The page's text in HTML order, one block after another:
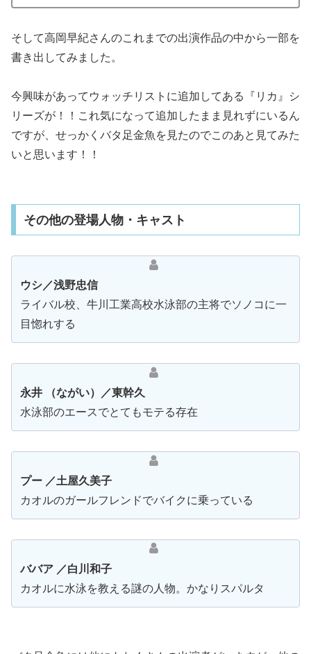
そして高岡早紀さんのこれまでの出演作品の中から一部を
書き出してみました。
今興味があってウォッチリストに追加してある『リカ』シ
リーズが！！これ気になって追加したまま見れずにいるん
ですが、せっかくバタ足金魚を見たのでこのあと見てみた
いと思います！！
その他の登場人物・キャスト
ウシ／浅野忠信
ライバル校、牛川工業高校水泳部の主将でソノコに一
目惚れする
永井 （ながい）／東幹久
水泳部のエースでとてもモテる存在
プー ／土屋久美子
カオルのガールフレンドでバイクに乗っている
ババア ／白川和子
カオルに水泳を教える謎の人物。かなりスパルタ